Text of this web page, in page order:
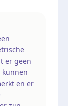
er geen
kunnen
en er